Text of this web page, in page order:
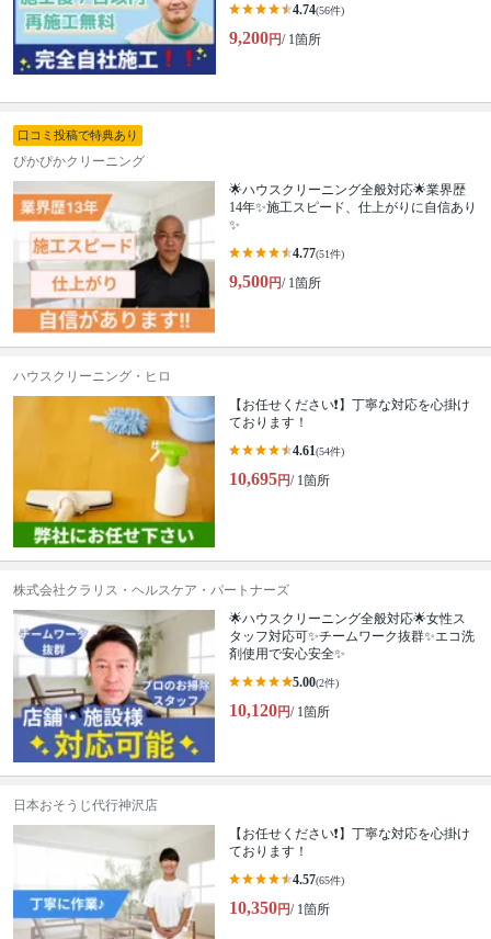
4.74(56件)
9,200円/ 1箇所
口コミ投稿で特典あり
ぴかぴかクリーニング
🌟ハウスクリーニング全般対応🌟業界歴
14年✨施工スピード、仕上がりに自信あり
✨
4.77(51件)
9,500円/ 1箇所
ハウスクリーニング・ヒロ
【お任せください❗️】丁寧な対応を心掛け
ております！
4.61(54件)
10,695円/ 1箇所
株式会社クラリス・ヘルスケア・パートナーズ
🌟ハウスクリーニング全般対応🌟女性ス
タッフ対応可✨チームワーク抜群✨エコ洗
剤使用で安心安全✨
5.00(2件)
10,120円/ 1箇所
日本おそうじ代行神沢店
【お任せください❗️】丁寧な対応を心掛け
ております！
4.57(65件)
10,350円/ 1箇所